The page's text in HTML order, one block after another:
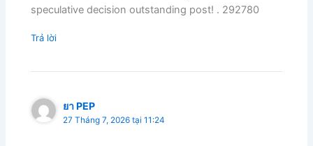
speculative decision outstanding post! . 292780
Trả lời
ยา PEP
27 Tháng 7, 2026 tại 11:24